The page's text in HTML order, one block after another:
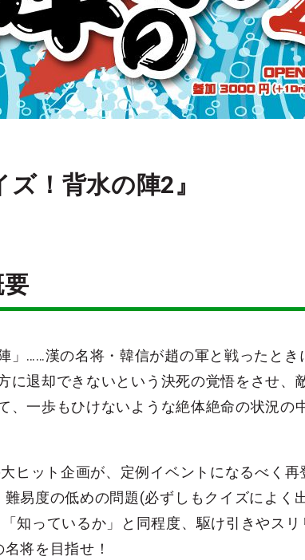
ズ！背水の陣2』
」……漢の名将・韓信が趙の軍と戦ったと
に退却できないという決死の覚悟をさせ、
、一歩もひけないような絶体絶命の状況の
ヒット企画が、定例イベントになるべく再
難易度の低めの問題(必ずしもクイズによく
知っているか」と同程度、駆け引きやス
将を目指せ！